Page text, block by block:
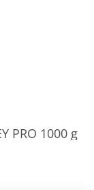
PRO 1000 g